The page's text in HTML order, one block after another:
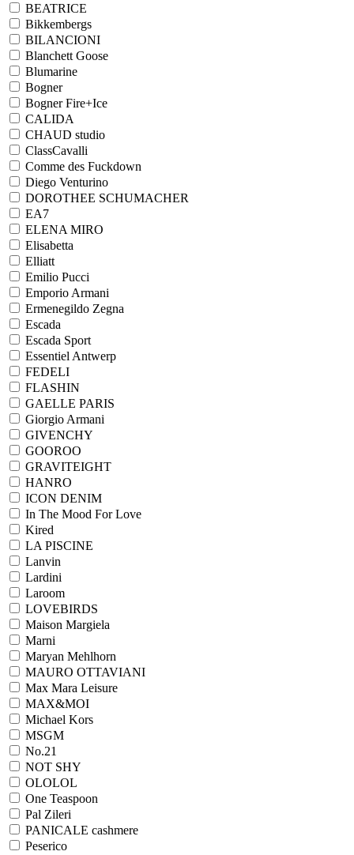
BEATRICE
Bikkembergs
BILANCIONI
Blanchett Goose
Blumarine
Bogner
Bogner Fire+Ice
CALIDA
CHAUD studio
ClassCavalli
Comme des Fuckdown
Diego Venturino
DOROTHEE SCHUMACHER
EA7
ELENA MIRO
Elisabetta
Elliatt
Emilio Pucci
Emporio Armani
Ermenegildo Zegna
Escada
Escada Sport
Essentiel Antwerp
FEDELI
FLASHIN
GAELLE PARIS
Giorgio Armani
GIVENCHY
GOOROO
GRAVITEIGHT
HANRO
ICON DENIM
In The Mood For Love
Kired
LA PISCINE
Lanvin
Lardini
Laroom
LOVEBIRDS
Maison Margiela
Marni
Maryan Mehlhorn
MAURO OTTAVIANI
Max Mara Leisure
MAX&MOI
Michael Kors
MSGM
No.21
NOT SHY
OLOLOL
One Teaspoon
Pal Zileri
PANICALE cashmere
Peserico